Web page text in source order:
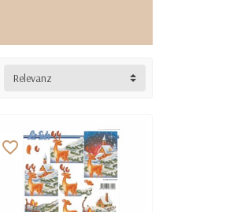
Relevanz
favorite_border